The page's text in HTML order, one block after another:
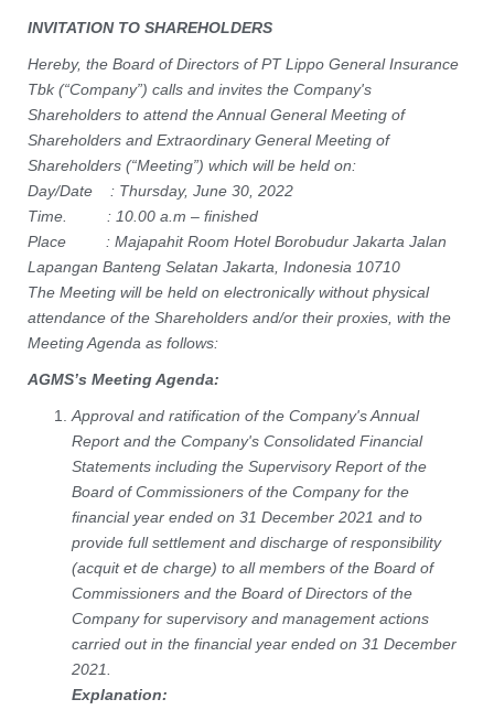
INVITATION TO SHAREHOLDERS
Hereby, the Board of Directors of PT Lippo General Insurance
Tbk (“Company”) calls and invites the Company's
Shareholders to attend the Annual General Meeting of
Shareholders and Extraordinary General Meeting of
Shareholders (“Meeting”) which will be held on:
Day/Date : Thursday, June 30, 2022
Time. : 10.00 a.m – finished
Place : Majapahit Room Hotel Borobudur Jakarta Jalan
Lapangan Banteng Selatan Jakarta, Indonesia 10710
The Meeting will be held on electronically without physical
attendance of the Shareholders and/or their proxies, with the
Meeting Agenda as follows:
AGMS’s Meeting Agenda:
Approval and ratification of the Company's Annual
Report and the Company's Consolidated Financial
Statements including the Supervisory Report of the
Board of Commissioners of the Company for the
financial year ended on 31 December 2021 and to
provide full settlement and discharge of responsibility
(acquit et de charge) to all members of the Board of
Commissioners and the Board of Directors of the
Company for supervisory and management actions
carried out in the financial year ended on 31 December
2021.
Explanation: